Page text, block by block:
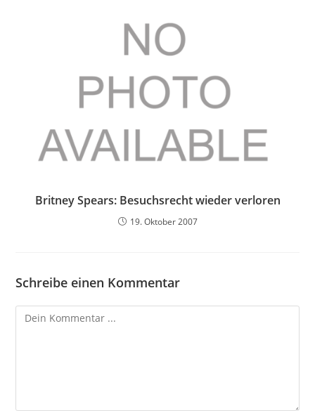
Britney Spears: Besuchsrecht wieder verloren
19. Oktober 2007
Schreibe einen Kommentar
Kommentieren